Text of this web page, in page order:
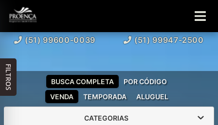
(51) 99600-0039 (51) 99947-2500
VENDA TEMPORADA ALUGUEL
BUSCA COMPLETA POR CÓDIGO
CATEGORIAS
FILTROS